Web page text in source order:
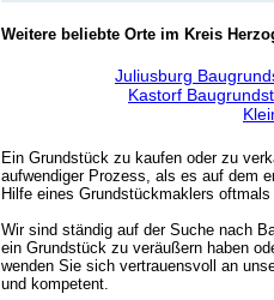
Weitere beliebte Orte im Kreis
Juliusburg
Kastorf
Ein Grundstück zu kaufen oder zu
aufwendiger Prozess, als es auf dem
Hilfe eines Grundstückmaklers
Wir sind ständig auf der Suche nach
ein Grundstück zu veräußern haben
wenden Sie sich vertrauensvoll an
und kompetent.